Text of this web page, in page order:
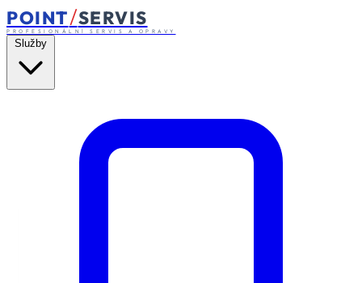
POINT/SERVIS
PROFESIONÁLNÍ SERVIS A OPRAVY
Služby